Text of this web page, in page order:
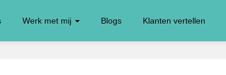
Werk met mij Blogs Klanten vertellen